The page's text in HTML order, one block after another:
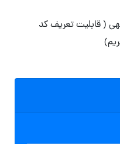
( قابلیت تعریف کد